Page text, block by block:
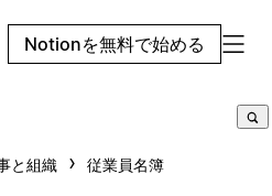
Notionを無料で始める
と組織 従業員名簿